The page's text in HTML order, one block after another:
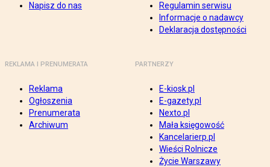
Napisz do nas
Regulamin serwisu
Informacje o nadawcy
Deklaracja dostępności
REKLAMA I PRENUMERATA
Reklama
Ogłoszenia
Prenumerata
Archiwum
PARTNERZY
E-kiosk.pl
E-gazety.pl
Nexto.pl
Mała księgowość
Kancelarierp.pl
Wieści Rolnicze
Życie Warszawy